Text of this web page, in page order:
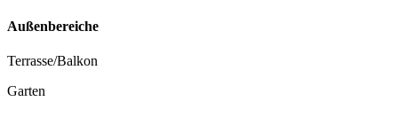
Außenbereiche
Terrasse/Balkon
Garten